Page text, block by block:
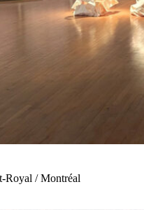
Royal / Montréal